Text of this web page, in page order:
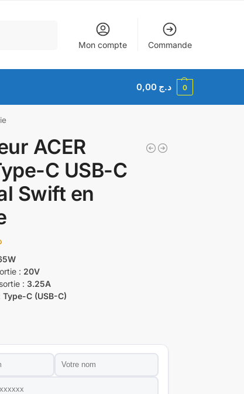
Mon compte Commande
د.ج 0,00 0
ACER
C USB-C
Swift en
: 20V
:3.25A
Type-C (USB-C)
Nom